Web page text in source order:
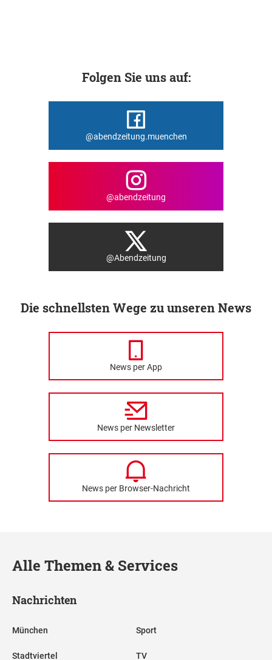
Folgen Sie uns auf:
@abendzeitung.muenchen
@abendzeitung
@Abendzeitung
Die schnellsten Wege zu unseren News
News per App
News per Newsletter
News per Browser-Nachricht
Alle Themen & Services
Nachrichten
München
Stadtviertel
Sport
TV